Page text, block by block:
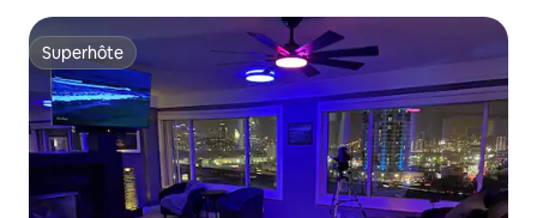
Superhôte
Superhôte